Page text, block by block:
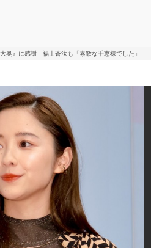
奥』に感謝 福士蒼汰も「素敵な千恵様でした」